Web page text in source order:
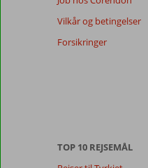
relevansen
af
viste
Totalscore
Vilkår og betingelser
Forsikringer
TOP 10 REJSEMÅL